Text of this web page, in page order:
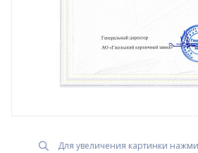
Для увеличения картинки